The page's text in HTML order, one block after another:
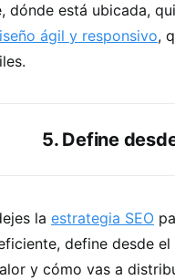
dónde está ubicada,
ágil y responsivo,
5. Define
la estrategia SEO
define desde
y cómo vas a